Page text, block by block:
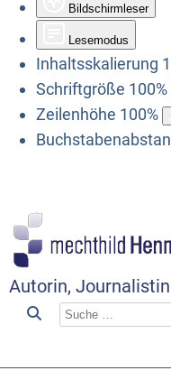
Bildschirmleser
Lesemodus
Inhaltsskalierung
Schriftgröße 100%
Zeilenhöhe 100%
Autorin,